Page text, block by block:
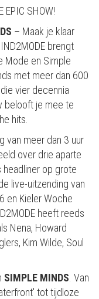
EPIC SHOW!
– Maak je klaar
brengt
Mode en Simple
met meer dan 600
vier decennia
belooft je mee te
hits.
van meer dan 3 uur
over drie aparte
headliner op grote
live-uitzending van
en Kieler Woche
heeft reeds
Nena, Howard
Kim Wilde, Soul
SIMPLE MINDS . Van
tot tijdloze